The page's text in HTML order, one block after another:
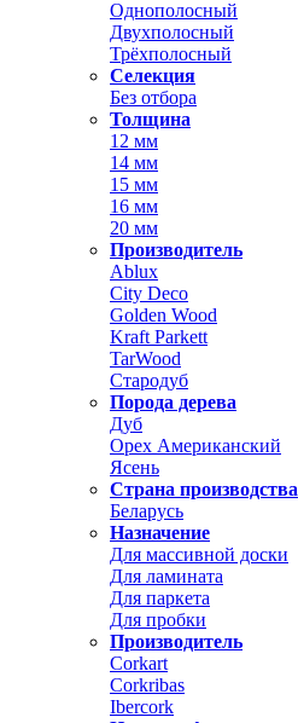
Однополосный
Двухполосный
Трёхполосный
Селекция
Без отбора
Толщина
12 мм
14 мм
15 мм
16 мм
20 мм
Производитель
Ablux
City Deco
Golden Wood
Kraft Parkett
TarWood
Стародуб
Порода дерева
Дуб
Орех Американский
Ясень
Страна производства
Беларусь
Назначение
Для массивной доски
Для ламината
Для паркета
Для пробки
Производитель
Corkart
Corkribas
Ibercork